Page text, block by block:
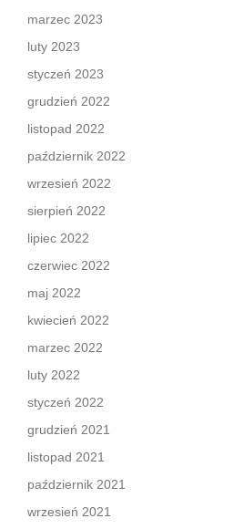
marzec 2023
luty 2023
styczeń 2023
grudzień 2022
listopad 2022
październik 2022
wrzesień 2022
sierpień 2022
lipiec 2022
czerwiec 2022
maj 2022
kwiecień 2022
marzec 2022
luty 2022
styczeń 2022
grudzień 2021
listopad 2021
październik 2021
wrzesień 2021